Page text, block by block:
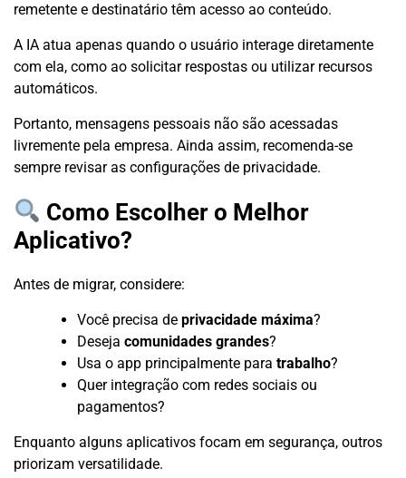
remetente e destinatário têm acesso ao conteúdo.
A IA atua apenas quando o usuário interage diretamente
com ela, como ao solicitar respostas ou utilizar recursos
automáticos.
Portanto, mensagens pessoais não são acessadas
livremente pela empresa. Ainda assim, recomenda-se
sempre revisar as configurações de privacidade.
Como Escolher o Melhor
Aplicativo?
Antes de migrar, considere:
Você precisa de privacidade máxima?
Deseja comunidades grandes?
Usa o app principalmente para trabalho?
Quer integração com redes sociais ou
pagamentos?
Enquanto alguns aplicativos focam em segurança, outros
priorizam versatilidade.